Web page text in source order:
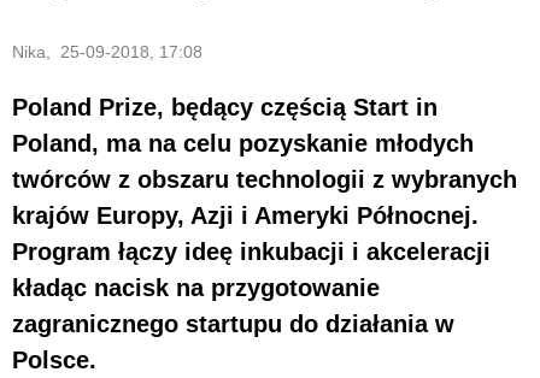
Nika, 25-09-2018, 17:08
Poland Prize, będący częścią Start in
Poland, ma na celu pozyskanie młodych
twórców z obszaru technologii z wybranych
krajów Europy, Azji i Ameryki Północnej.
Program łączy ideę inkubacji i akceleracji
kładąc nacisk na przygotowanie
zagranicznego startupu do działania w
Polsce.